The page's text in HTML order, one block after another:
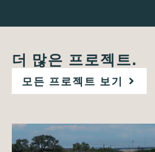
더 많은 프로젝트.
모든 프로젝트 보기